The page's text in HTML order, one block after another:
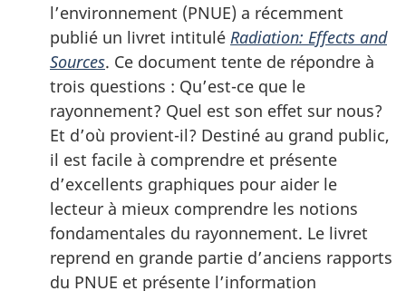
l’environnement (PNUE) a récemment
publié un livret intitulé Radiation: Effects and
Sources. Ce document tente de répondre à
trois questions : Qu’est-ce que le
rayonnement? Quel est son effet sur nous?
Et d’où provient-il? Destiné au grand public,
il est facile à comprendre et présente
d’excellents graphiques pour aider le
lecteur à mieux comprendre les notions
fondamentales du rayonnement. Le livret
reprend en grande partie d’anciens rapports
du PNUE et présente l’information